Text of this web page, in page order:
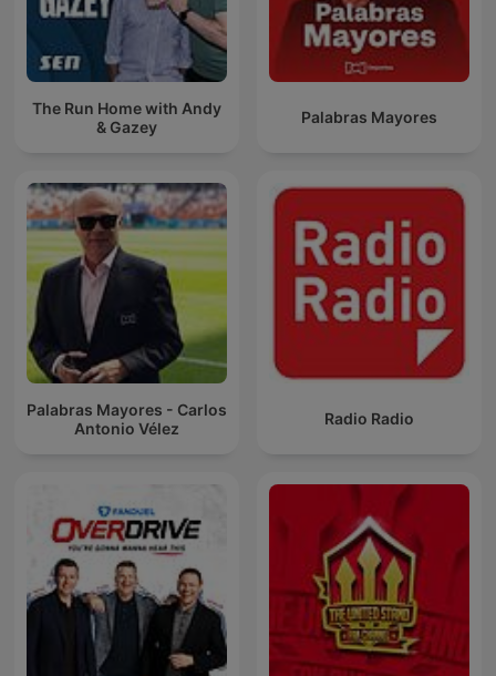
The Run Home with Andy
& Gazey
Palabras Mayores
Palabras Mayores - Carlos
Antonio Vélez
Radio Radio